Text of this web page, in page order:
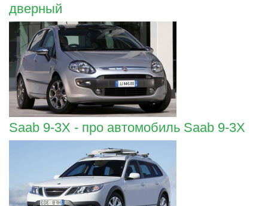
дверный
Saab 9-3X - про автомобиль Saab 9-3X